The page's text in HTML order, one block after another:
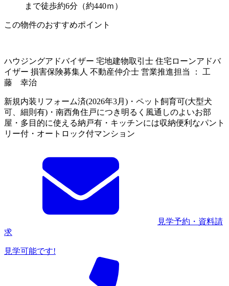
まで徒歩約6分（約440ｍ）
この物件のおすすめポイント
ハウジングアドバイザー 宅地建物取引士 住宅ローンアドバ
イザー 損害保険募集人 不動産仲介士 営業推進担当 ： 工
藤 幸治
新規内装リフォーム済(2026年3月)・ペット飼育可(大型犬
可、細則有)・南西角住戸につき明るく風通しのよいお部
屋・多目的に使える納戸有・キッチンには収納便利なパント
リー付・オートロック付マンション
見学予約・資料請
求
見学可能です!